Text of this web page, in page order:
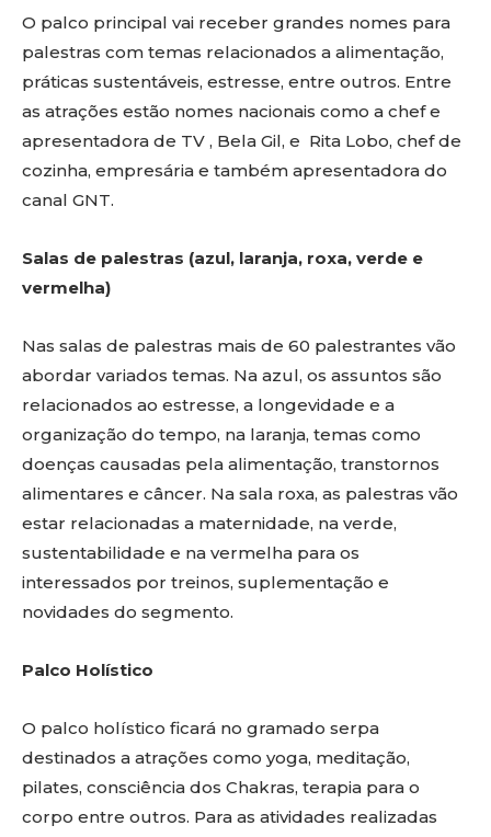
O palco principal vai receber grandes nomes para
palestras com temas relacionados a alimentação,
práticas sustentáveis, estresse, entre outros. Entre
as atrações estão nomes nacionais como a chef e
apresentadora de TV , Bela Gil, e Rita Lobo, chef de
cozinha, empresária e também apresentadora do
canal GNT.
Salas de palestras (azul, laranja, roxa, verde e
vermelha)
Nas salas de palestras mais de 60 palestrantes vão
abordar variados temas. Na azul, os assuntos são
relacionados ao estresse, a longevidade e a
organização do tempo, na laranja, temas como
doenças causadas pela alimentação, transtornos
alimentares e câncer. Na sala roxa, as palestras vão
estar relacionadas a maternidade, na verde,
sustentabilidade e na vermelha para os
interessados por treinos, suplementação e
novidades do segmento.
Palco Holístico
O palco holístico ficará no gramado serpa
destinados a atrações como yoga, meditação,
pilates, consciência dos Chakras, terapia para o
corpo entre outros. Para as atividades realizadas